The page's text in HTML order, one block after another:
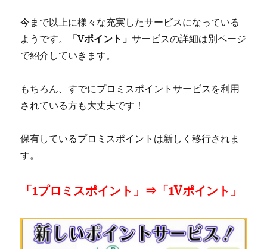
今まで以上に様々な充実したサービスになっている
ようです。
「Vポイント」サービスの詳細は別ページ
で紹介していきます。
もちろん、すでにプロミスポイントサービスを利用
されている方も大丈夫です！
保有しているプロミスポイントは新しく移行されま
す。
「1プロミスポイント」⇒「1Vポイント」